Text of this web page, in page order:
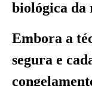
biológica da
Embora a
segura e